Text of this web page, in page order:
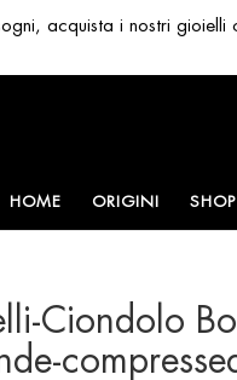
HOME ORIGINI
Ciondolo
acquista i nostri